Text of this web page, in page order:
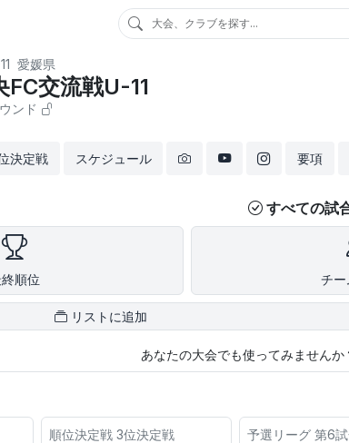
大会、クラブを探す...
愛媛県
FC交流戦U-11
ンド
決定戦 スケジュール 要項
すべての試
順位 チ
リストに追加
あなたの大会でも使ってみませんか
順位決定戦 3位決定戦 予選リーグ 第6